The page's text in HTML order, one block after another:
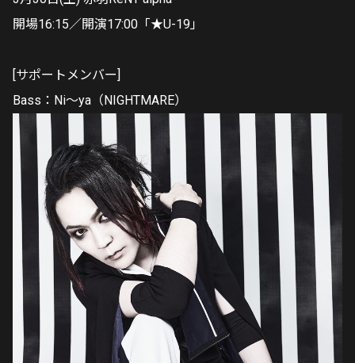
開場16:15／開演17:00「★U-19」
[サポートメンバー]
Bass：Ni～ya（NIGHTMARE）